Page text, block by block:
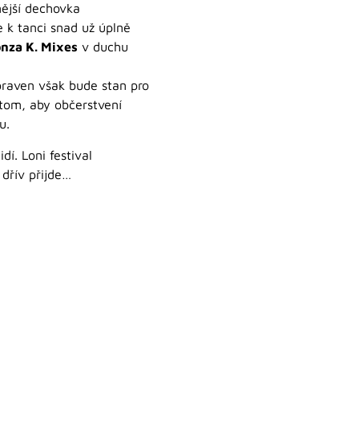
dechovka
k tanci snad už úplně
K. Mixes v duchu
však bude stan pro
aby občerstvení
Loni festival
dřív přijde…